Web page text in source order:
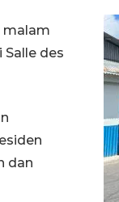
malam
des
dan